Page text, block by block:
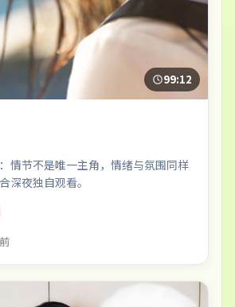
99:12
情节不是唯一主角，情绪与氛围同样
深夜独自观看。